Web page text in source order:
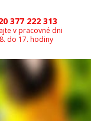
377 222 313
v pracovné dni
do 17. hodiny